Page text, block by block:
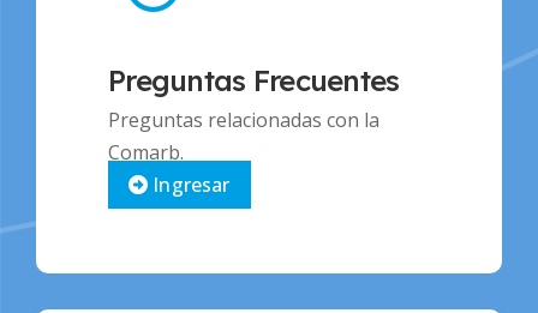
Preguntas Frecuentes
Preguntas relacionadas con la
Comarb.
Ingresar